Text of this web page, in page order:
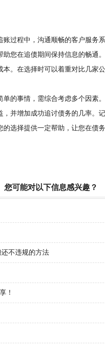
程中，沟通顺畅的客户服务
您在追债期间保持信息的畅通
。在选择时可以着重对比几家
事情，需综合考虑多个因素
并增加成功追讨债务的几率。
选择提供一定帮助，让您在债
您可能对以下信息感兴趣？
不违规的方法
！